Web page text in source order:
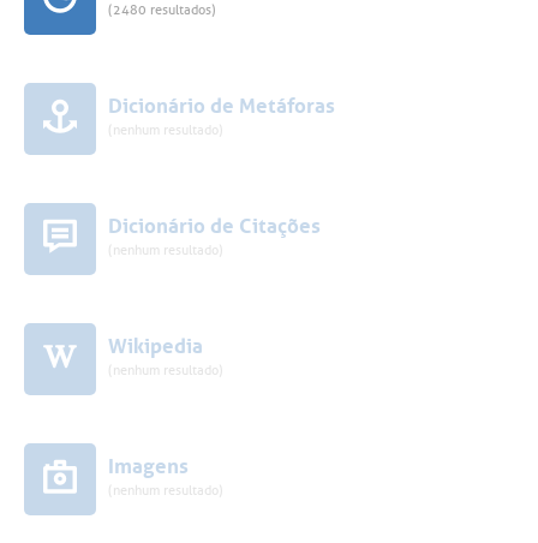
(2480 resultados)
Dicionário de Metáforas
(nenhum resultado)
Dicionário de Citações
(nenhum resultado)
Wikipedia
(nenhum resultado)
Imagens
(nenhum resultado)